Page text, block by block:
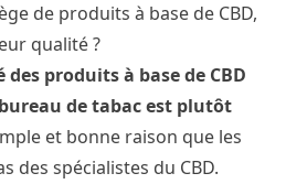
de produits à base de CBD,
qualité ?
produits à base de CBD
de tabac est plutôt
et bonne raison que les
des spécialistes du CBD.